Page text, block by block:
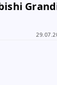
որ իր